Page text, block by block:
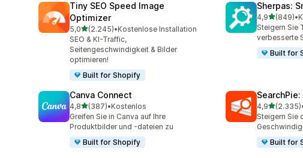
Tiny SEO Speed Image
Optimizer
5,0von 5 Sternen
(2.245)
2245 Rezensionen insgesamt
•Kostenlose Installation
SEO & KI-Traffic,
Seitengeschwindigkeit & Bilder
optimieren!
Built for Shopify
Sherpas:
4,9von 5
(849)
849 •
Steigern Sie
verbesserte
Built for
Canva Connect
4,8von 5 Sternen
(387)
387 Rezensionen insgesamt
•Kostenlos
Greifen Sie in Canva auf Ihre
Produktbilder und -dateien zu
Built for Shopify
4,9von 5
(2.335)
2335
Steigern Sie
Built for